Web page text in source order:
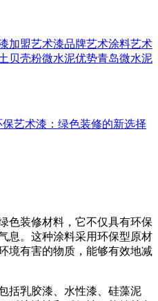
加盟艺术漆品牌艺术涂料艺术
贝壳粉微水泥优势青岛微水泥
保艺术漆：绿色装修的新选择
色装修材料，它不仅具有环保
息。这种涂料采用环保型原材
境有害的物质，能够有效地减
乳胶漆、水性漆、硅藻泥